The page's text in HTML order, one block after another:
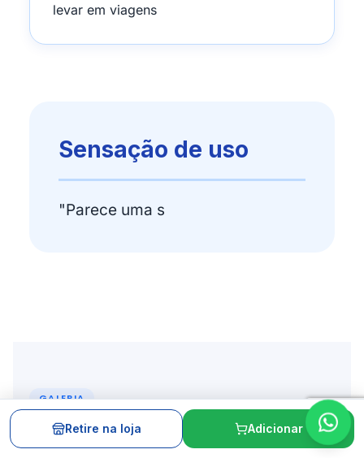
levar em viagens
Sensação de uso
"Parece uma s
GALERIA
Tudo o que você
precisa saber
Retire na loja Adicionar